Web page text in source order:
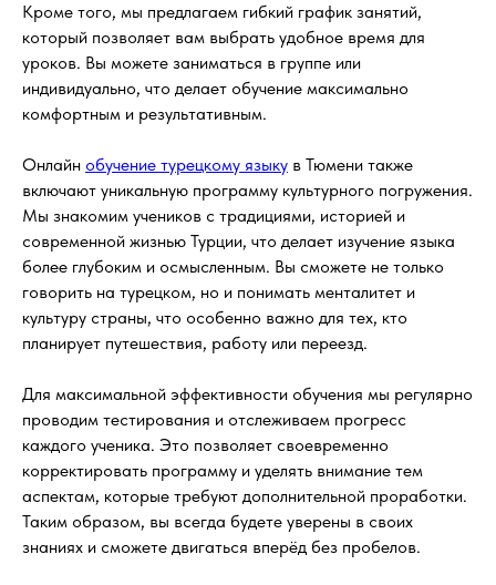
Кроме того, мы предлагаем гибкий график занятий,
который позволяет вам выбрать удобное время для
уроков. Вы можете заниматься в группе или
индивидуально, что делает обучение максимально
комфортным и результативным.
Онлайн обучение турецкому языку в Тюмени также
включают уникальную программу культурного погружения.
Мы знакомим учеников с традициями, историей и
современной жизнью Турции, что делает изучение языка
более глубоким и осмысленным. Вы сможете не только
говорить на турецком, но и понимать менталитет и
культуру страны, что особенно важно для тех, кто
планирует путешествия, работу или переезд.
Для максимальной эффективности обучения мы регулярно
проводим тестирования и отслеживаем прогресс
каждого ученика. Это позволяет своевременно
корректировать программу и уделять внимание тем
аспектам, которые требуют дополнительной проработки.
Таким образом, вы всегда будете уверены в своих
знаниях и сможете двигаться вперёд без пробелов.
Начните изучение турецкого
языка с бесплатного урока